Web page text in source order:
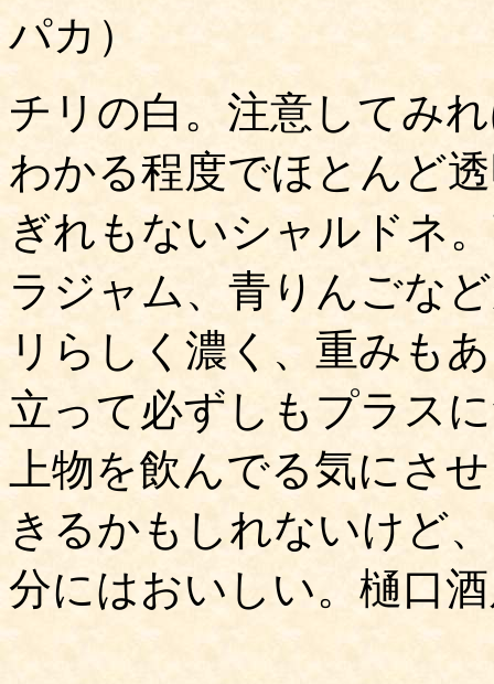
パカ）
チリの白。注意してみ
わかる程度でほとんど
ぎれもないシャルドネ
ラジャム、青りんごな
リらしく濃く、重みも
立って必ずしもプラス
上物を飲んでる気にさ
きるかもしれないけど
分にはおいしい。樋口